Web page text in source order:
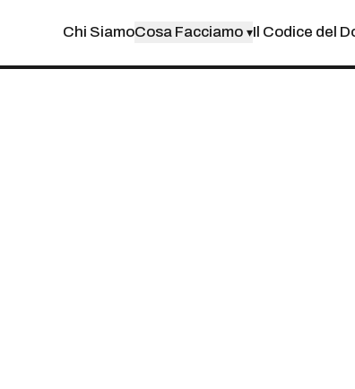
Chi SiamoCosa Facciamo ▾Il Codice del